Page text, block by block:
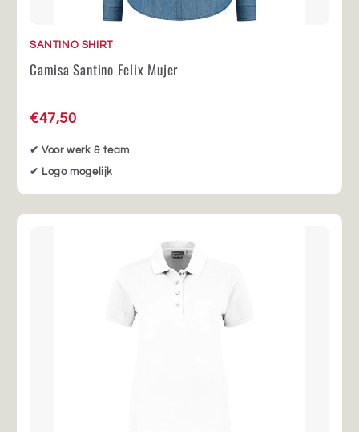
SANTINO SHIRT
Camisa Santino Felix Mujer
€47,50
✔ Voor werk & team
✔ Logo mogelijk